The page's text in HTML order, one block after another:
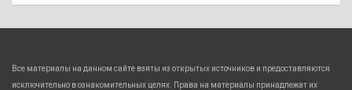
Все материалы на данном сайте взяты из открытых источников и предоставляются
исключительно в ознакомительных целях. Права на материалы принадлежат их